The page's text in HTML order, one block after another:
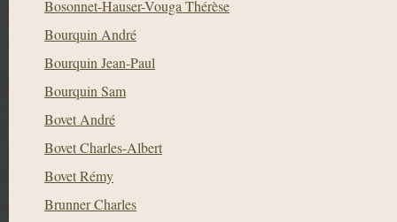
Bosonnet-Hauser-Vouga Thérèse
Bourquin André
Bourquin Jean-Paul
Bourquin Sam
Bovet André
Bovet Charles-Albert
Bovet Rémy
Brunner Charles